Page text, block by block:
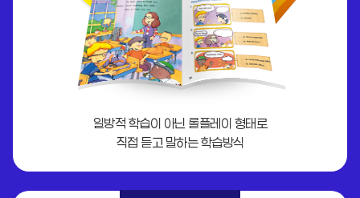
일방적 학습이 아닌 롤플레이 형태로
직접 듣고 말하는 학습방식